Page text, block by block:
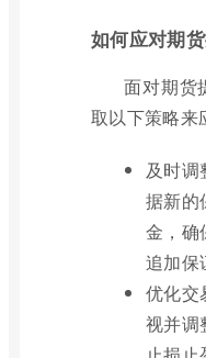
如何应对期
面对期货
取以下策略来
及时调
据新的
金，确
追加保
优化交
视并调